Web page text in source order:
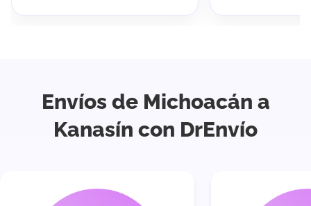
Envíos de Michoacán a
Kanasín con DrEnvío